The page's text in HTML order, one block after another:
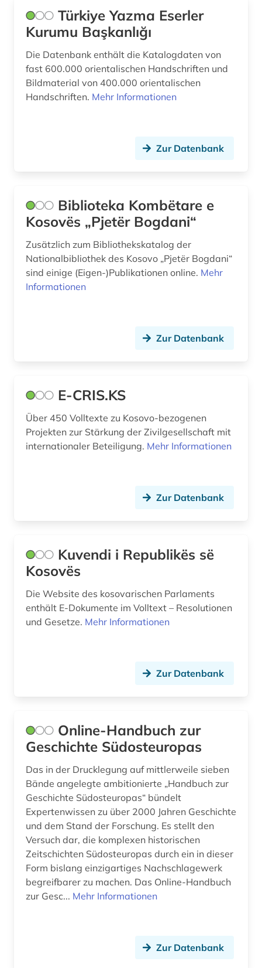
Türkiye Yazma Eserler
Kurumu Başkanlığı
Die Datenbank enthält die Katalogdaten von
fast 600.000 orientalischen Handschriften und
Bildmaterial von 400.000 orientalischen
Handschriften. Mehr Informationen
Zur Datenbank
Biblioteka Kombëtare e
Kosovës „Pjetër Bogdani“
Zusätzlich zum Bibliothekskatalog der
Nationalbibliothek des Kosovo „Pjetër Bogdani“
sind einige (Eigen-)Publikationen online. Mehr
Informationen
Zur Datenbank
E-CRIS.KS
Über 450 Volltexte zu Kosovo-bezogenen
Projekten zur Stärkung der Zivilgesellschaft mit
internationaler Beteiligung. Mehr Informationen
Zur Datenbank
Kuvendi i Republikës së
Kosovës
Die Website des kosovarischen Parlaments
enthält E-Dokumente im Volltext – Resolutionen
und Gesetze. Mehr Informationen
Zur Datenbank
Online-Handbuch zur
Geschichte Südosteuropas
Das in der Drucklegung auf mittlerweile sieben
Bände angelegte ambitionierte „Handbuch zur
Geschichte Südosteuropas“ bündelt
Expertenwissen zu über 2000 Jahren Geschichte
und dem Stand der Forschung. Es stellt den
Versuch dar, die komplexen historischen
Zeitschichten Südosteuropas durch ein in dieser
Form bislang einzigartiges Nachschlagewerk
begreifbarer zu machen. Das Online-Handbuch
zur Gesc... Mehr Informationen
Zur Datenbank